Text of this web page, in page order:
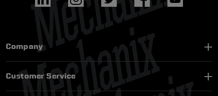
Company
Customer Service